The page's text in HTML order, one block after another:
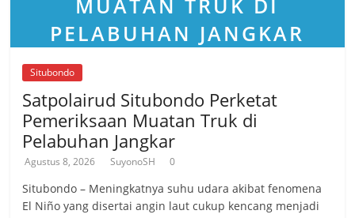
Situbondo
Satpolairud Situbondo Perketat
Pemeriksaan Muatan Truk di
Pelabuhan Jangkar
Agustus 8, 2026 SuyonoSH 0
Situbondo – Meningkatnya suhu udara akibat fenomena
El Niño yang disertai angin laut cukup kencang menjadi